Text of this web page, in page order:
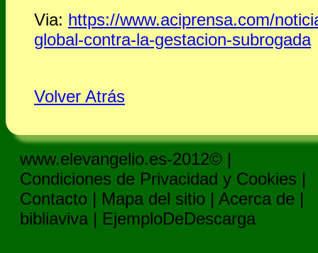
Via: https://www.aciprensa.com/
global-contra-la-gestacion-subrogada
Volver Atrás
www.elevangelio.es-2012© |
Condiciones de Privacidad y Cookies |
Contacto | Mapa del sitio | Acerca de |
bibliaviva | EjemploDeDescarga